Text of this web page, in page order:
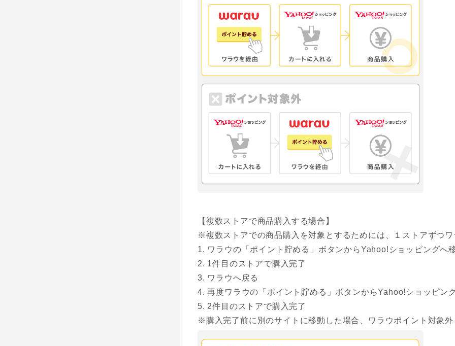
【複数ストアで商品購入する場合】
※複数ストアでの商品購入を対象とするためには、１ストアずつワ
ワラウの「ポイント貯める」ボタンからYahoo!ショッピングへ
1件目のストアで購入完了
ワラウへ戻る
再度ワラウの「ポイント貯める」ボタンからYahoo!ショッピン
2件目のストアで購入完了
※購入完了前に別のサイトに移動した場合、ワラウポイント対象外